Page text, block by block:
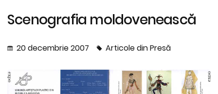
Scenografia moldovenească
20 decembrie 2007 Articole din Presă